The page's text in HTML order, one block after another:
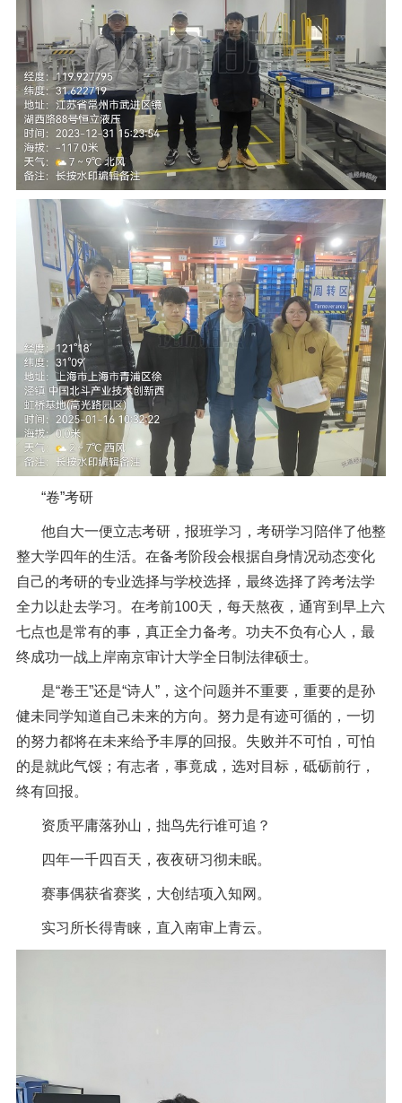
“卷”考研
他自大一便立志考研，报班学习， 考研学习陪伴了他整
整大学四年的生活。在备考阶段会根据自身情况动态变化
自己的考研的专业选择与学校选择，最终选择了跨考法学
全力以赴去学习。在考前100天，每天熬夜，通宵到早上六
七点也是常有的事 ，真正全力备考。功夫不负有心人，最
终成功一战上岸南京审计大学全日制法律硕士。
是“卷王”还是“诗人”，这个问题并不重要，重要的是孙
健未同学知道自己未来的方向。 努力是有迹可循的，一切
的努力都将在未来给予丰厚的回报。失败并不可怕，可怕
的是就此气馁；有志者，事竟成，选对目标，砥砺前行，
终有回报。
资质平庸落孙山，拙鸟先行谁可追？
四年一千四百天，夜夜研习彻未眠。
赛事偶获省赛奖，大创结项入知网。
实习所长得青睐，直入南审上青云。